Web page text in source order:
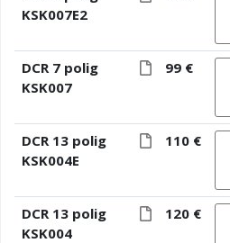
KSK007E2
DCR 7 polig
KSK007
99 €
DCR 13 polig
KSK004E
110 €
DCR 13 polig
KSK004
120 €